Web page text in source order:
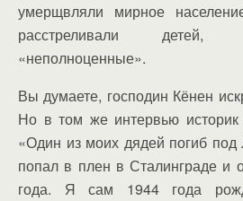
умерщвляли мирное
расстреливали детей,
«неполноценные».
Вы думаете, господин Кёнен
Но в том же интервью историк
«Один из моих дядей погиб под
попал в плен в Сталинграде и
года. Я сам 1944 года